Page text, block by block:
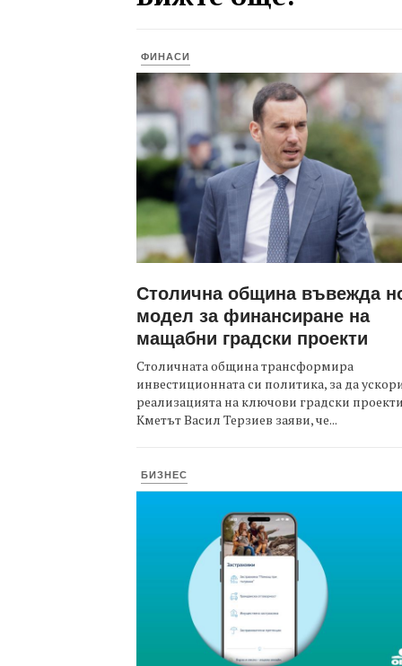
ФИНАСИ
Столична община въвежда
модел за финансиране на
мащабни градски проекти
Столичната община трансформира
инвестиционната си политика, за да
реализацията на ключови градски
Кметът Васил Терзиев заяви, че...
БИЗНЕС